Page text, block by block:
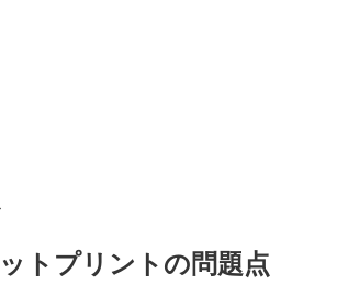
トプリントの問題点